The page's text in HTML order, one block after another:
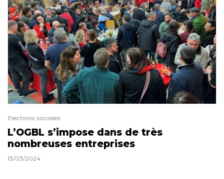
Elections sociales
L’OGBL s’impose dans de très
nombreuses entreprises
13/03/2024